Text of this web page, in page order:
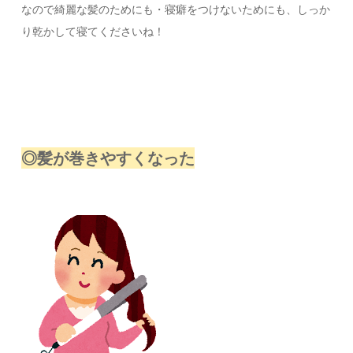
なので綺麗な髪のためにも・寝癖をつけないためにも、しっか
り乾かして寝てくださいね！
◎髪が巻きやすくなった